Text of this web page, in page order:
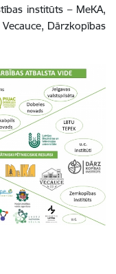
institūts – MeKA,
Dārzkopības